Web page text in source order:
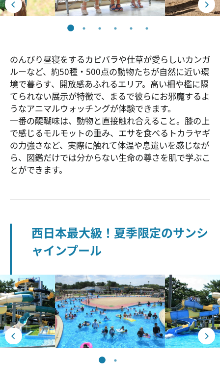
のんびり昼寝をするカピバラや仕草が愛らしいカンガ
ルーなど、約50種・500点の動物たちが自然に近い環
境で暮らす、開放感あふれるエリア。高い柵や檻に隔
てられない展示が特徴で、まるで彼らにお邪魔するよ
うなアニマルウォッチングが体験できます。
一番の醍醐味は、動物と直接触れ合えること。膝の上
で感じるモルモットの重み、エサを食べるトカラヤギ
の力強さなど、実際に触れて体温や息遣いを感じなが
ら、図鑑だけでは分からない生命の尊さを肌で学ぶこ
とができます。
西日本最大級！夏季限定のサンシ
ャインプール